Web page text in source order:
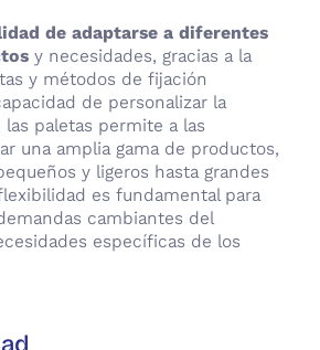
de adaptarse a diferentes
y necesidades, gracias a la
y métodos de fijación
de personalizar la
paletas permite a las
una amplia gama de productos,
y ligeros hasta grandes
es fundamental para
cambiantes del
específicas de los